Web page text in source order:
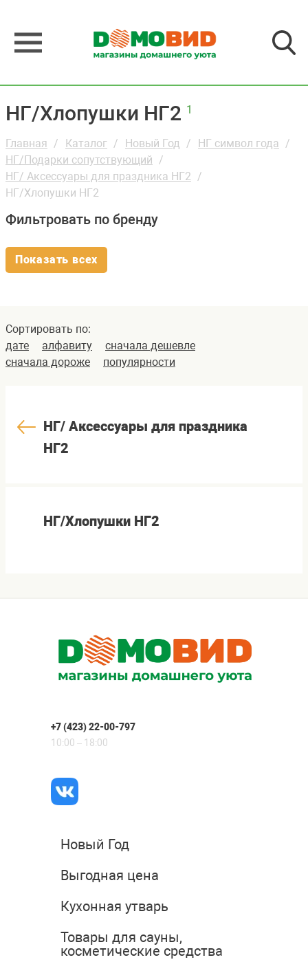
НГ/Хлопушки НГ2 1
Главная Каталог Новый Год
НГ символ года
НГ/Подарки сопутствующий
НГ/ Аксессуары для праздника НГ2
НГ/Хлопушки НГ2
Фильтровать по бренду
Показать всех
Сортировать по:
дате
алфавиту
сначала дешевле
сначала дороже
популярности
НГ/ Аксессуары для праздника
НГ2
НГ/Хлопушки НГ2
+7 (423) 22-00-797
10:00 – 18:00
Новый Год
Выгодная цена
Кухонная утварь
Товары для сауны,
косметические средства